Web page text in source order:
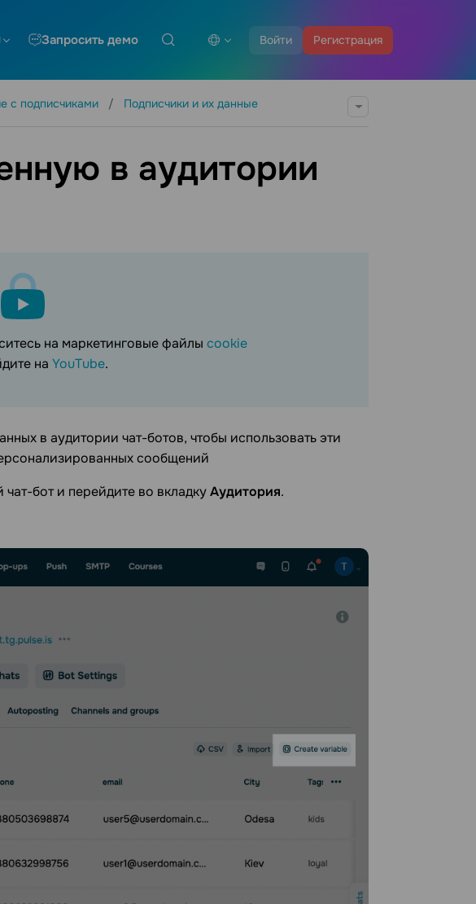
Войти Регистрация
Запросить демо
с подписчиками Подписчики и их данные
в аудитории
на маркетинговые файлы cookie
на YouTube.
в аудитории чат-ботов, чтобы использовать эти
сообщений
бот и перейдите во вкладкуАудитория.